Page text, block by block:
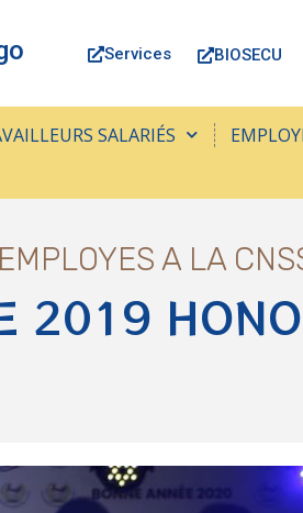
Services BIOSECU
SALARIÉS
A LA
2019